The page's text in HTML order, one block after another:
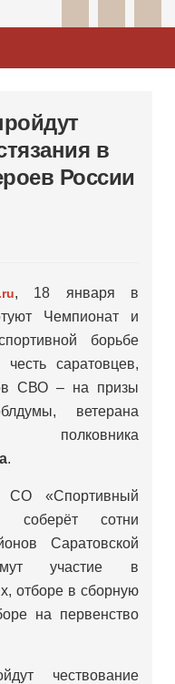
в
России
, 18 января в
Чемпионат и
борьбе
саратовцев,
СВО – на призы
ветерана
полковника
.
«Спортивный
соберёт сотни
Саратовской
участие в
отборе в сборную
на первенство
чествование